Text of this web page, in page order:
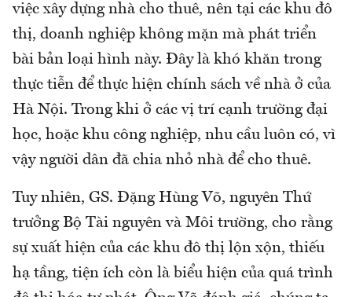
việc xây dựng nhà cho thuê, nên tại các khu đô
thị, doanh nghiệp không mặn mà phát triển
bài bản loại hình này. Đây là khó khăn trong
thực tiễn để thực hiện chính sách về nhà ở của
Hà Nội. Trong khi ở các vị trí cạnh trường đại
học, hoặc khu công nghiệp, nhu cầu luôn có, vì
vậy người dân đã chia nhỏ nhà để cho thuê.
Tuy nhiên, GS. Đặng Hùng Võ, nguyên Thứ
trưởng Bộ Tài nguyên và Môi trường, cho rằng
sự xuất hiện của các khu đô thị lộn xộn, thiếu
hạ tầng, tiện ích còn là biểu hiện của quá trình